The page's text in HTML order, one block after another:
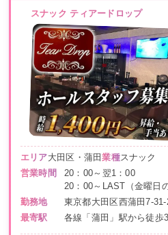
スナック ティアードロップ
エリア大田区・蒲田業種スナック
営業時間
20：00～翌1：00
20：00～LAST（金曜日
勤務地
東京都大田区西蒲田7-
最寄駅
各線「蒲田」駅から徒歩